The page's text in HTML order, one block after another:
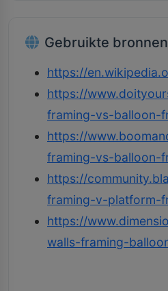
Gebruikte bronnen
https://
https://
framing-vs-balloon-
https://
framing-vs-balloon-
https://
framing-v-platform-
https://
walls-framing-